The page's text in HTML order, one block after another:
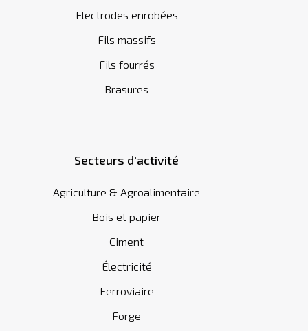
Electrodes enrobées
Fils massifs
Fils fourrés
Brasures
Secteurs d'activité
Agriculture & Agroalimentaire
Bois et papier
Ciment
Électricité
Ferroviaire
Forge